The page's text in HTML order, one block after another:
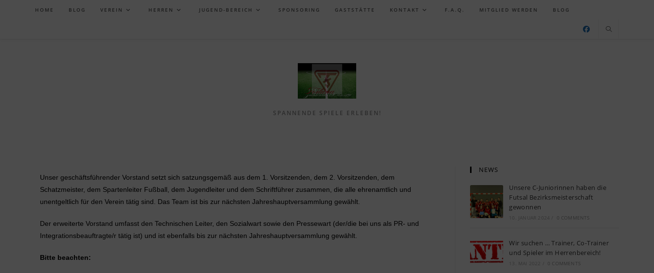
HOME BLOG VEREIN HERREN JUGEND-BEREICH SPONSORING GASTSTÄTTE KONTAKT F.A.Q. MITGLIED WERDEN BLOG
SPANNENDE SPIELE ERLEBEN!
Unser geschäftsführender Vorstand setzt sich satzungsgemäß aus dem 1. Vorsitzenden, dem 2. Vorsitzenden, dem
Schatzmeister, dem Spartenleiter Fußball, dem Jugendleiter und dem Schriftführer zusammen, die alle ehrenamtlich und
unentgeltlich für den Verein tätig sind. Das Team ist bis zur nächsten Jahreshauptversammlung gewählt.
Der erweiterte Vorstand umfasst den Technischen Leiter, den Sozialwart sowie den Pressewart (der/die bei uns als PR- und
Integrationsbeauftragte/r tätig ist) und ist ebenfalls bis zur nächsten Jahreshauptversammlung gewählt.
Bitte beachten:
NEWS
Unsere C-Juniorinnen haben die
Futsal Bezirksmeisterschaft
gewonnen
10. JANUAR 2024 0 COMMENTS
Wir suchen … Trainer, Co-Trainer
und Spieler im Herrenbereich!
13. MAI 2022 0 COMMENTS